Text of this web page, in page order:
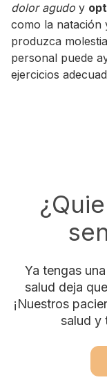
dolor agudo y
como la natación
produzca
personal puede
ejercicios
Ya tengas
salud deja
¡Nuestros
salud y